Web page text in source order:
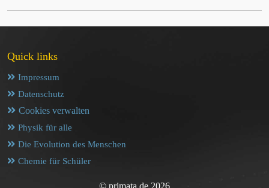
Quick links
Impressum
Datenschutz
Cookies verwalten
Physik für alle
Die Evolution des Menschen
Chemie für Schüler
© primata.de 2026